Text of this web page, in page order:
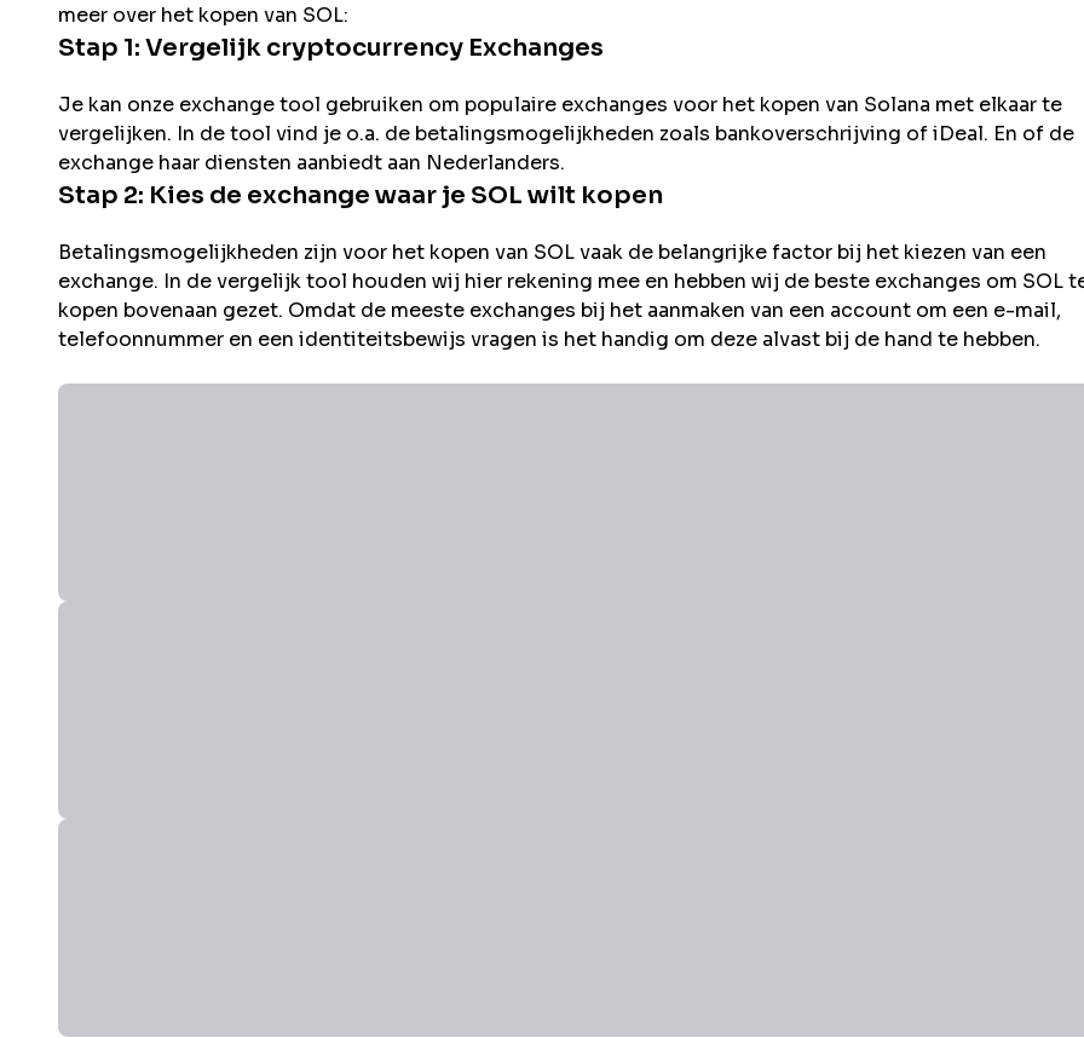
meer over het kopen van SOL:
Stap 1: Vergelijk cryptocurrency Exchanges
Je kan onze exchange tool gebruiken om populaire exchanges voor het kopen van Solana met elkaar te
vergelijken. In de tool vind je o.a. de betalingsmogelijkheden zoals bankoverschrijving of iDeal. En of de
exchange haar diensten aanbiedt aan Nederlanders.
Stap 2: Kies de exchange waar je SOL wilt kopen
Betalingsmogelijkheden zijn voor het kopen van SOLvaak de belangrijke factor bij het kiezen van een
exchange. In de vergelijk tool houden wij hier rekening mee en hebben wij de beste exchanges om SOL
kopen bovenaan gezet. Omdat de meeste exchanges bij het aanmaken van een account om een e-mail,
telefoonnummer en een identiteitsbewijs vragen is het handig om deze alvast bij de hand te hebben.